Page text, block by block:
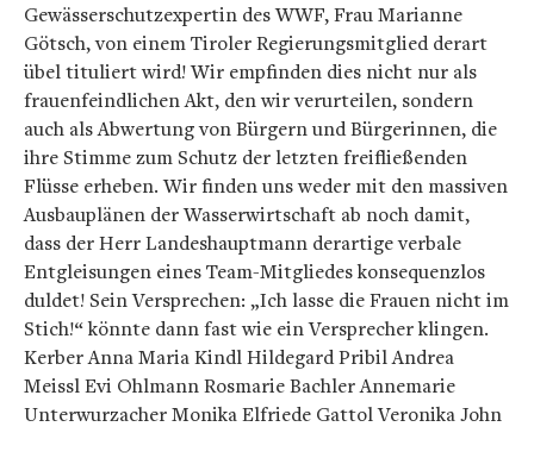
Gewässerschutzexpertin des WWF, Frau Marianne
Götsch, von einem Tiroler Regierungsmitglied derart
übel tituliert wird! Wir empfinden dies nicht nur als
frauenfeindlichen Akt, den wir verurteilen, sondern
auch als Abwertung von Bürgern und Bürgerinnen, die
ihre Stimme zum Schutz der letzten freifließenden
Flüsse erheben. Wir finden uns weder mit den massiven
Ausbauplänen der Wasserwirtschaft ab noch damit,
dass der Herr Landeshauptmann derartige verbale
Entgleisungen eines Team-Mitgliedes konsequenzlos
duldet! Sein Versprechen: „Ich lasse die Frauen nicht im
Stich!“ könnte dann fast wie ein Versprecher klingen.
Kerber Anna Maria Kindl Hildegard Pribil Andrea
Meissl Evi Ohlmann Rosmarie Bachler Annemarie
Unterwurzacher Monika Elfriede Gattol Veronika John